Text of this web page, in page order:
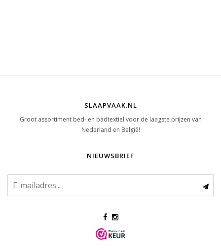
SLAAPVAAK.NL
Groot assortiment bed- en badtextiel voor de laagste prijzen van
Nederland en België!
NIEUWSBRIEF